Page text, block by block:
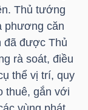
Thủ tướng
phương căn
đã được Thủ
rà soát, điều
thể vị trí, quy
thuê, gắn với